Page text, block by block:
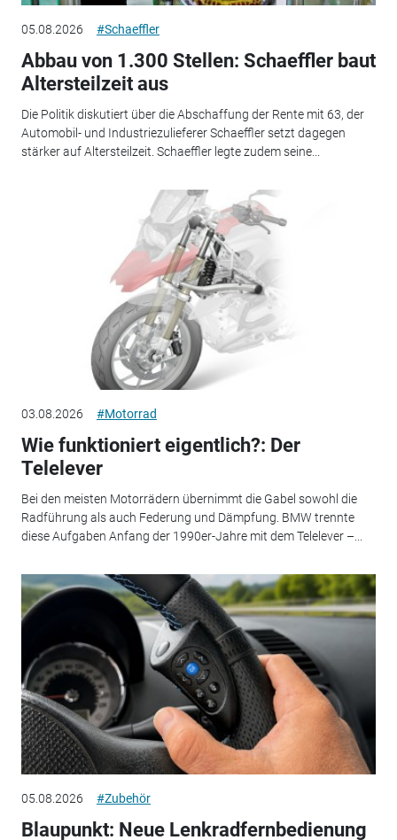
05.08.2026 #Schaeffler
Abbau von 1.300 Stellen: Schaeffler baut
Altersteilzeit aus
Die Politik diskutiert über die Abschaffung der Rente mit 63, der
Automobil- und Industriezulieferer Schaeffler setzt dagegen
stärker auf Altersteilzeit. Schaeffler legte zudem seine...
03.08.2026 #Motorrad
Wie funktioniert eigentlich?: Der
Telelever
Bei den meisten Motorrädern übernimmt die Gabel sowohl die
Radführung als auch Federung und Dämpfung. BMW trennte
diese Aufgaben Anfang der 1990er-Jahre mit dem Telelever –...
05.08.2026 #Zubehör
Blaupunkt: Neue Lenkradfernbedienung